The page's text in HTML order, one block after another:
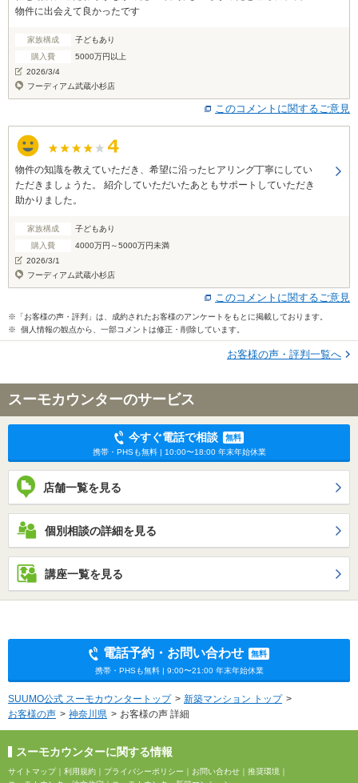
物件に出会えて良かったです
家族構成
子どもあり
購入費
5000万円以上
2026/3/4
フーディアム武蔵小杉店
このコメントに関するご意見
物件の知識を教えていただき、希望に沿ったヒアリング丁寧にしてい
ただきましょうた。 紹介していただいたあともサポートしていただき
助かりました。
家族構成
子どもあり
購入費
4000万円～5000万円未満
2026/3/1
フーディアム武蔵小杉店
このコメントに関するご意見
※「お客様の声・評判」は、成約されたお客様のアンケートをもとに掲載しております。
※ 個人情報の観点から、一部コメントは修正・削除しています。
お客様の声・評判一覧へ
スーモカウンターのサービス
今すぐ電話で相談
無料
携帯・PHSも無料 | 10:00〜18:00 年末年始休業
店舗一覧を見る
個別相談の詳細を見る
講座一覧を見る
電話予約・お問い合わせ
無料
携帯・PHSも無料 | 9:00〜21:00 年末年始休業
SUUMO公式 スーモカウンタートップ
新築マンション トップ
お客様の声
神奈川県 お客様の声 詳細
スーモカウンターに関する情報
サイトマップ｜ 利用規約 ｜ プライバシーポリシー ｜ お問い合わせ ｜ 推奨環境 ｜